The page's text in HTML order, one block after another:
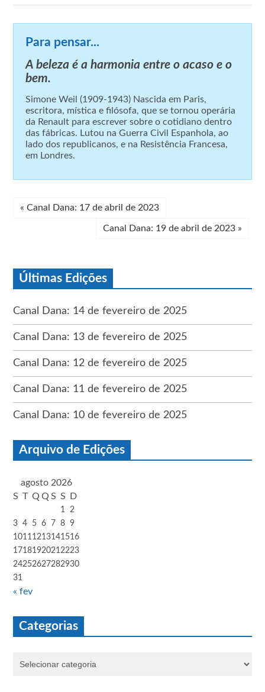
Para pensar...
A beleza é a harmonia entre o acaso e o
bem.
Simone Weil (1909-1943) Nascida em Paris,
escritora, mística e filósofa, que se tornou operária
da Renault para escrever sobre o cotidiano dentro
das fábricas. Lutou na Guerra Civil Espanhola, ao
lado dos republicanos, e na Resistência Francesa,
em Londres.
« Canal Dana: 17 de abril de 2023
Canal Dana: 19 de abril de 2023 »
Últimas Edições
Canal Dana: 14 de fevereiro de 2025
Canal Dana: 13 de fevereiro de 2025
Canal Dana: 12 de fevereiro de 2025
Canal Dana: 11 de fevereiro de 2025
Canal Dana: 10 de fevereiro de 2025
Arquivo de Edições
agosto 2026
S T Q Q S S D
1
2
3 4 5 6 7 8 9
1011 1213141516
1718192021 2223
24252627282930
31
« fev
Categorias